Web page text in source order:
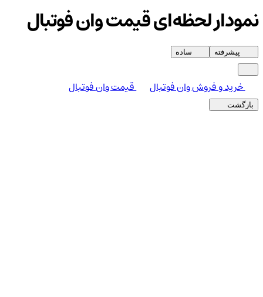
نمودار لحظه‌ای قیمت وان فوتبال
پیشرفته ساده
خرید و فروش وان فوتبال قیمت وان فوتبال
بازگشت